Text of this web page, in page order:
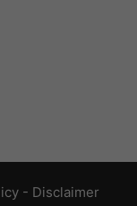
- Disclaimer